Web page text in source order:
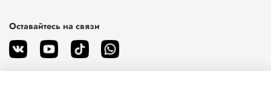
Оставайтесь на связи